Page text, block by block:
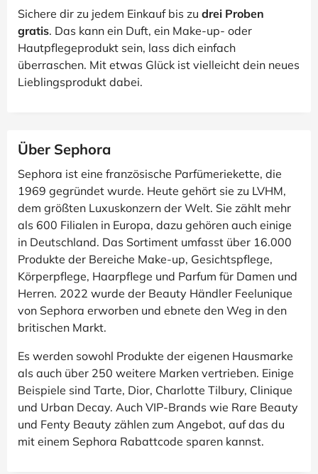
Sichere dir zu jedem Einkauf bis zu drei Proben
gratis. Das kann ein Duft, ein Make-up- oder
Hautpflegeprodukt sein, lass dich einfach
überraschen. Mit etwas Glück ist vielleicht dein neues
Lieblingsprodukt dabei.
Über Sephora
Sephora ist eine französische Parfümeriekette, die
1969 gegründet wurde. Heute gehört sie zu LVHM,
dem größten Luxuskonzern der Welt. Sie zählt mehr
als 600 Filialen in Europa, dazu gehören auch einige
in Deutschland. Das Sortiment umfasst über 16.000
Produkte der Bereiche Make-up, Gesichtspflege,
Körperpflege, Haarpflege und Parfum für Damen und
Herren. 2022 wurde der Beauty Händler Feelunique
von Sephora erworben und ebnete den Weg in den
britischen Markt.
Es werden sowohl Produkte der eigenen Hausmarke
als auch über 250 weitere Marken vertrieben. Einige
Beispiele sind Tarte, Dior, Charlotte Tilbury, Clinique
und Urban Decay. Auch VIP-Brands wie Rare Beauty
und Fenty Beauty zählen zum Angebot, auf das du
mit einem Sephora Rabattcode sparen kannst.